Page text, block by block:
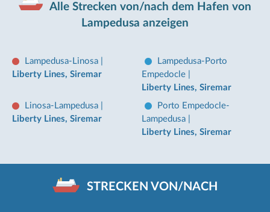
Alle Strecken von/nach dem Hafen von
Lampedusa anzeigen
Lampedusa-Linosa
Liberty Lines, Siremar
Lampedusa-Porto
Empedocle
Liberty Lines, Siremar
Linosa-Lampedusa
Liberty Lines, Siremar
Porto Empedocle-
Lampedusa
Liberty Lines, Siremar
STRECKEN VON/NACH